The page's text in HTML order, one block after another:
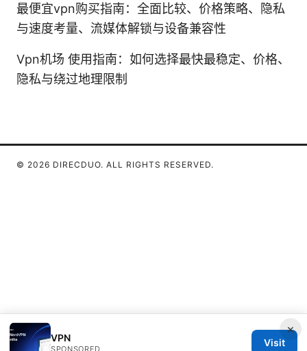
最便宜vpn购买指南：全面比较、价格策略、隐私
与速度考量、流媒体解锁与设备兼容性
Vpn机场 使用指南：如何选择最快最稳定、价格、
隐私与绕过地理限制
×
VPN
SPONSORED
Visit
© 2026 DIRECDUO. ALL RIGHTS RESERVED.